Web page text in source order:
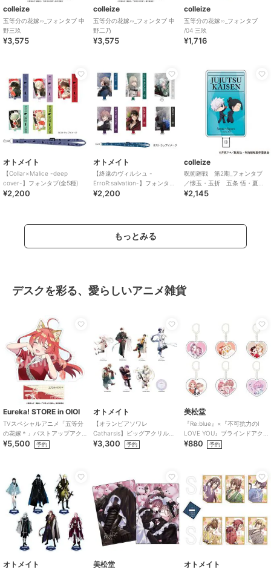
colleize
五等分の花嫁∽_フォンタブ 中
野三玖
¥3,575
colleize
五等分の花嫁∽_フォンタブ 中
野二乃
¥3,575
colleize
五等分の花嫁∽_フォンタブ
/04 三玖
¥1,716
オトメイト
【Collar×Malice -deep
cover-】フォンタブ(全5種)
¥2,200
オトメイト
【終遠のヴィルシュ -
ErroR:salvation-】フォンタブ
(全6種)
¥2,200
colleize
呪術廻戦 第2期_フォンタブ
／懐玉・玉折 五条 悟・夏油
傑 B
¥2,145
もっとみる
デスクを彩る、愛らしいアニメ雑貨
Eureka! STORE in OIOI
TVスペシャルアニメ「五等分
の花嫁＊」バストアップアク
リルメガスタンド 五月
¥5,500 予約
オトメイト
【オランピアソワレ
Catharsis】ビッグアクリルス
タンド(全7種)
¥3,300 予約
美松堂
『Re:blue』×『不可抗力のI
LOVE YOU』ブラインドアク
リルキーホルダー（全6種）
¥880 予約
オトメイト 美松堂 オトメイト